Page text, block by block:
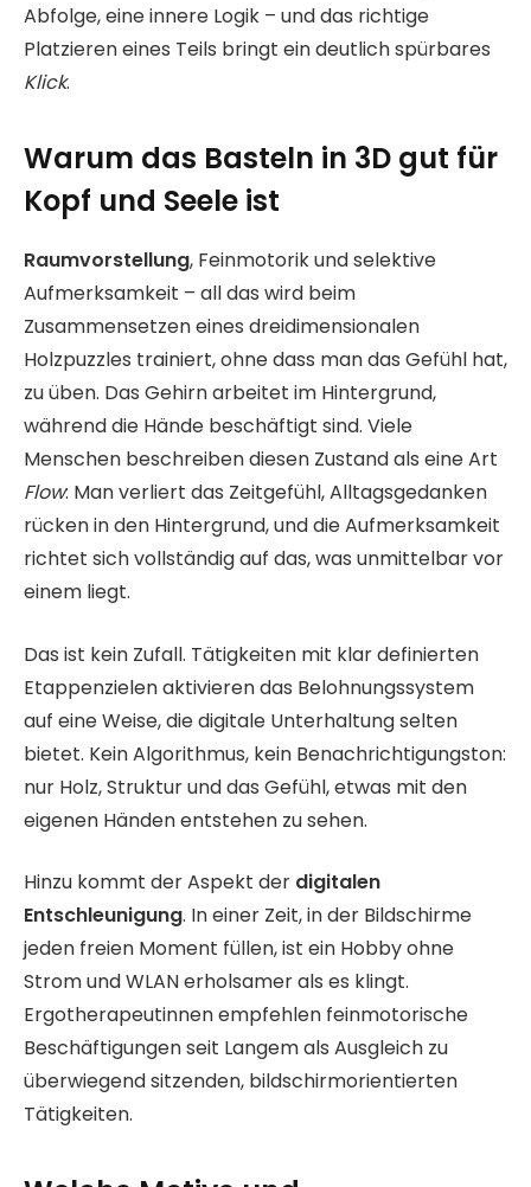
Abfolge, eine innere Logik – und das richtige
Platzieren eines Teils bringt ein deutlich spürbares
Klick.
Warum das Basteln in 3D gut für
Kopf und Seele ist
Raumvorstellung, Feinmotorik und selektive
Aufmerksamkeit – all das wird beim
Zusammensetzen eines dreidimensionalen
Holzpuzzles trainiert, ohne dass man das Gefühl hat,
zu üben. Das Gehirn arbeitet im Hintergrund,
während die Hände beschäftigt sind. Viele
Menschen beschreiben diesen Zustand als eine Art
Flow: Man verliert das Zeitgefühl, Alltagsgedanken
rücken in den Hintergrund, und die Aufmerksamkeit
richtet sich vollständig auf das, was unmittelbar vor
einem liegt.
Das ist kein Zufall. Tätigkeiten mit klar definierten
Etappenzielen aktivieren das Belohnungssystem
auf eine Weise, die digitale Unterhaltung selten
bietet. Kein Algorithmus, kein Benachrichtigungston:
nur Holz, Struktur und das Gefühl, etwas mit den
eigenen Händen entstehen zu sehen.
Hinzu kommt der Aspekt der digitalen
Entschleunigung. In einer Zeit, in der Bildschirme
jeden freien Moment füllen, ist ein Hobby ohne
Strom und WLAN erholsamer als es klingt.
Ergotherapeutinnen empfehlen feinmotorische
Beschäftigungen seit Langem als Ausgleich zu
überwiegend sitzenden, bildschirmorientierten
Tätigkeiten.